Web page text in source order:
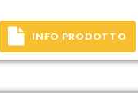
INFO PRODOTTO